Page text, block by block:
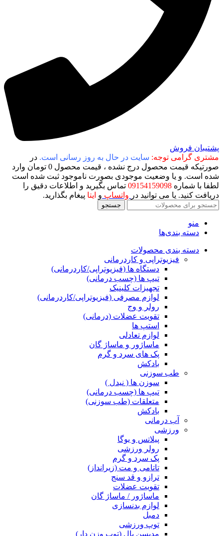
پشتیبان فروش
مشتری گرامی توجه: سایت در حال به روز رسانی است. در
صورتیکه قیمت محصول درج نشده ، قیمت محصول 0 تومان وارد
شده است. و یا وضعیت موجودی بصورت ناموجود ثبت شده است
لطفا با شماره 09154159098 تماس بگیرید و اطلاعات دقیق را
دریافت کنید. یا می توانید در واتساپ و ایتا پیغام بگذارید.
جستجو
منو
دسته بندی‌ها
دسته بندی محصولات
فیزیوتراپی و کاردرمانی
دستگاه ها (فیزیوتراپی/کاردرمانی)
تیپ ها (چسب درمانی)
تجهیزات کلینیک
لوازم مصرفی (فیزیوتراپی/کاردرمانی)
رولر و وج
تقویت عضلات (درمانی)
استپ ها
لوازم تعادلی
ماساژور و ماساژ گان
پک های سرد و گرم
بادکش
طب سوزنی
سوزن ها ( نیدل )
تیپ ها (چسب درمانی)
متعلقات (طب سوزنی)
بادکش
آب درمانی
ورزشی
پیلاتس و یوگا
رولر ورزشی
پک سرد و گرم
تاتامی و مت (زیرانداز)
ترازو و قد سنج
تقویت عضلات
ماساژور / ماساژ گان
لوازم بدنسازی
دمبل
توپ ورزشی
مدیسن بال (توپ وزن دار)